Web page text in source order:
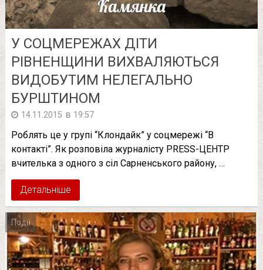
У СОЦМЕРЕЖАХ ДІТИ
РІВНЕНЩИНИ ВИХВАЛЯЮТЬСЯ
ВИДОБУТИМ НЕЛЕГАЛЬНО
БУРШТИНОМ
14.11.2015 в 19:57
Роблять це у групі “Клондайк” у соцмережі “В
контакті”. Як розповіла журналісту PRESS-ЦЕНТР
вчителька з одного з сіл Сарненського району, …
Детальніше
Події